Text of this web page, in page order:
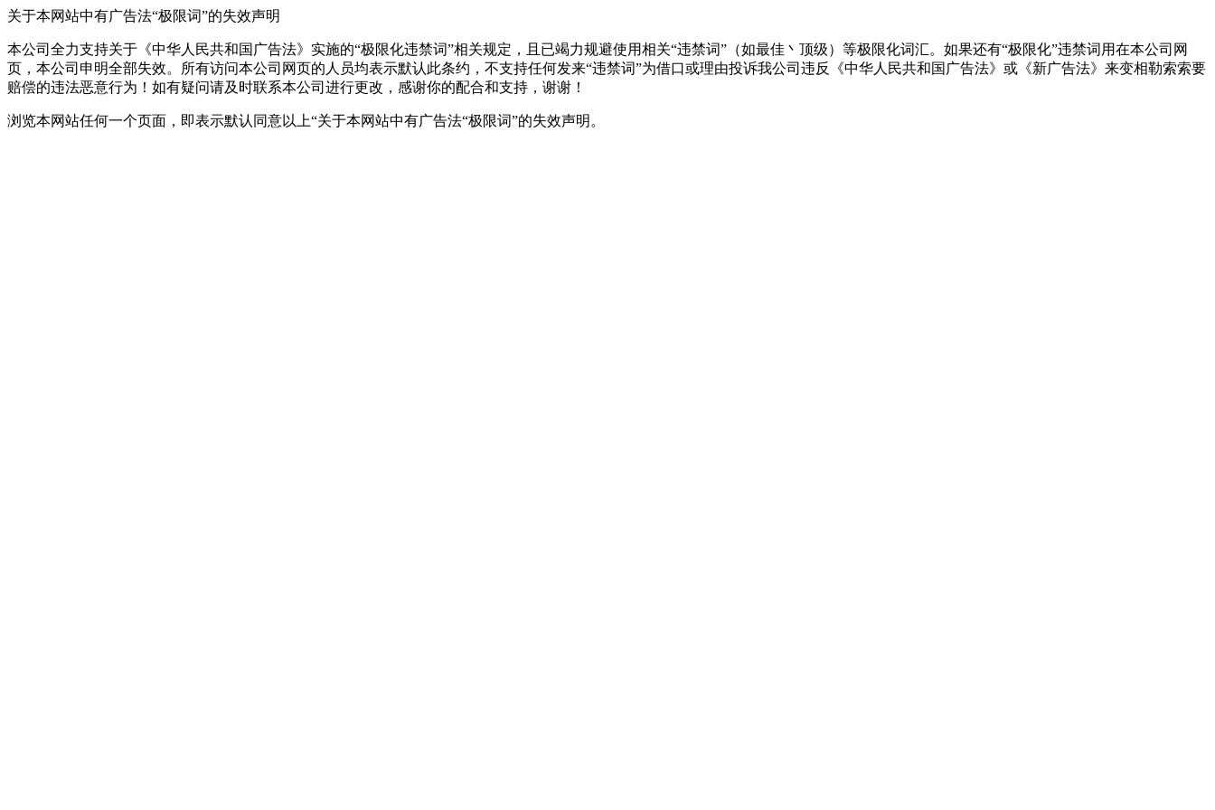
关于本网站中有广告法“极限词”的失效声明
本公司全力支持关于《中华人民共和国广告法》实施的“极限化违禁词”相关规定，且已竭力规避使用相关“违禁词”（如最佳丶顶级）等极限化词汇。如果还有“极限化”违禁词用在本公司网
页，本公司申明全部失效。所有访问本公司网页的人员均表示默认此条约，不支持任何发来“违禁词”为借口或理由投诉我公司违反《中华人民共和国广告法》或《新广告法》来变相勒索索要
赔偿的违法恶意行为！如有疑问请及时联系本公司进行更改，感谢你的配合和支持，谢谢！
浏览本网站任何一个页面，即表示默认同意以上“关于本网站中有广告法“极限词”的失效声明。